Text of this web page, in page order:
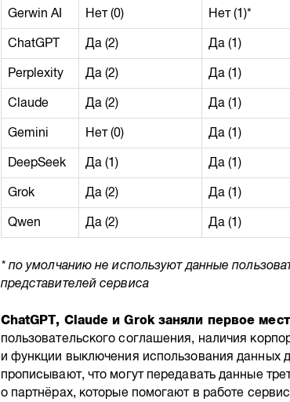
Gerwin AI Нет (0) Нет (1)*
ChatGPT Да (2) Да (1)
Perplexity Да (2) Да (1)
Claude Да (2) Да (1)
Gemini Нет (0) Да (1)
DeepSeek Да (1) Да (1)
Grok Да (2) Да (1)
Qwen Да (2) Да (1)
* по умолчанию не используют данные
представителей сервиса
ChatGPT, Claude и Grok заняли первое
пользовательского соглашения, наличия
и функции выключения использования данных
прописывают, что могут передавать данные
о партнёрах, которые помогают в работе